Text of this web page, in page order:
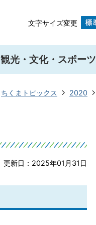
文字サイズ変更
観光・文化・スポーツ
ちくまトピックス 2020
更新日：2025年01月31日